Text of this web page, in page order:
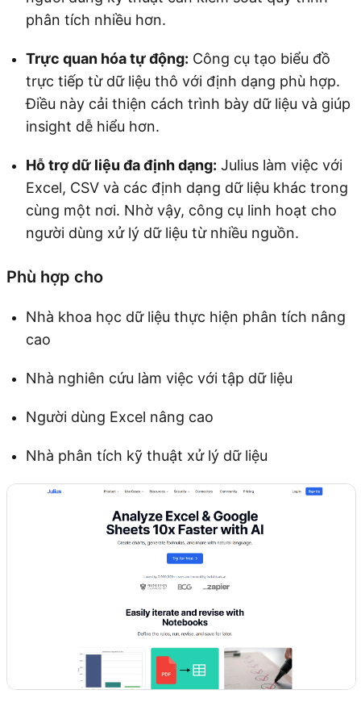
phân tích nhiều hơn.
Trực quan hóa tự động: Công cụ tạo biểu đồ
trực tiếp từ dữ liệu thô với định dạng phù hợp.
Điều này cải thiện cách trình bày dữ liệu và giúp
insight dễ hiểu hơn.
Hỗ trợ dữ liệu đa định dạng: Julius làm việc với
Excel, CSV và các định dạng dữ liệu khác trong
cùng một nơi. Nhờ vậy, công cụ linh hoạt cho
người dùng xử lý dữ liệu từ nhiều nguồn.
Phù hợp cho
Nhà khoa học dữ liệu thực hiện phân tích nâng
cao
Nhà nghiên cứu làm việc với tập dữ liệu
Người dùng Excel nâng cao
Nhà phân tích kỹ thuật xử lý dữ liệu